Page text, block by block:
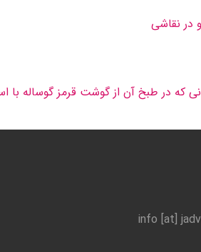
در نقاشی
كه در طبخ آن از گوشت قرمز گوساله
info [at]